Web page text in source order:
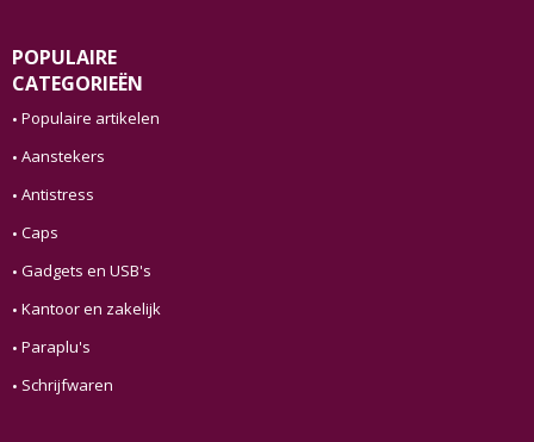
POPULAIRE
CATEGORIEËN
Populaire artikelen
Aanstekers
Antistress
Caps
Gadgets en USB's
Kantoor en zakelijk
Paraplu's
Schrijfwaren